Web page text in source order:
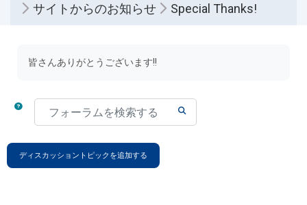
サイトからのお知らせ
Special Thanks!
皆さんありがとうございます!!
フォーラムを検索する
ディスカッショントピックを追加する